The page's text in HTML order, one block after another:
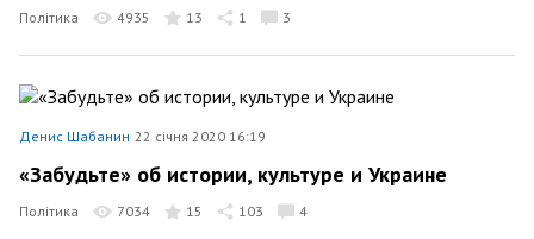
Політика 4935 13 1 3
Денис Шабанин 22 січня 2020 16:19
«Забудьте» об истории, культуре и Украине
Політика 7034 15 103 4